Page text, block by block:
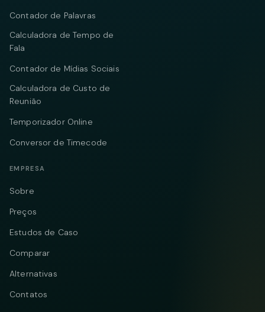
Contador de Palavras
Calculadora de Tempo de
Fala
Contador de Mídias Sociais
Calculadora de Custo de
Reunião
Temporizador Online
Conversor de Timecode
EMPRESA
Sobre
Preços
Estudos de Caso
Comparar
Alternativas
Contatos